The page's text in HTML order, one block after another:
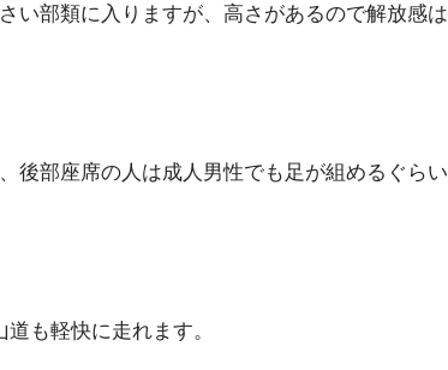
い部類に入りますが、高さがあるので解放感は
後部座席の人は成人男性でも足が組めるぐらい
も軽快に走れます。